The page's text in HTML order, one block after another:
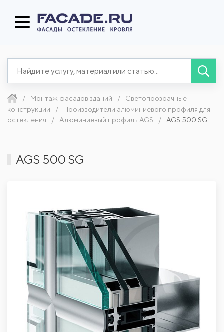
Монтаж фасадов зданий
Светопрозрачные
конструкции
Производители алюминиевого профиля для
остекления
Алюминиевый профиль AGS AGS 500 SG
AGS 500 SG